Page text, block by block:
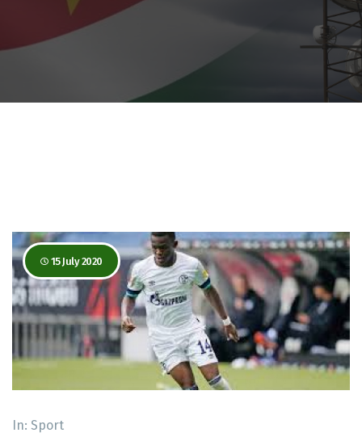
15 July 2020
In: Sport